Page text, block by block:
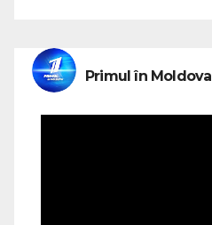
Primul în Moldova